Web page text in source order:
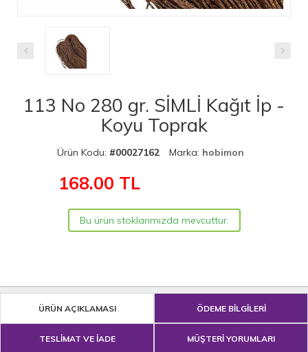
113 No 280 gr. SİMLİ Kağıt İp -
Koyu Toprak
Ürün Kodu: #00027162 Marka: hobimon
168.00 TL
Bu ürün stoklarımızda mevcuttur.
ÜRÜN AÇIKLAMASI ÖDEME BİLGİLERİ
TESLİMAT VE İADE MÜŞTERİ YORUMLARI